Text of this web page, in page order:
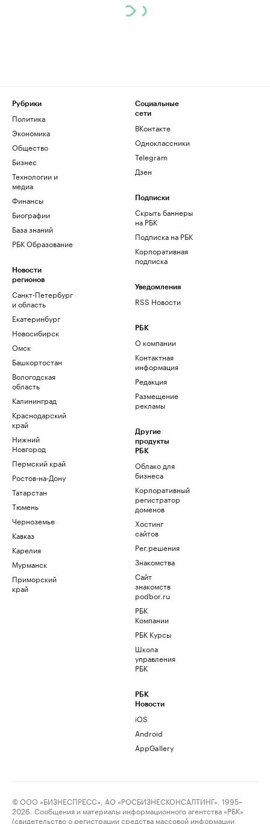
Рубрики
Политика
Экономика
Общество
Бизнес
Технологии и
медиа
Финансы
Биографии
База знаний
РБК Образование
Новости
регионов
Санкт-Петербург
и область
Екатеринбург
Новосибирск
Омск
Башкортостан
Вологодская
область
Калининград
Краснодарский
край
Нижний
Новгород
Пермский край
Ростов-на-Дону
Татарстан
Тюмень
Черноземье
Кавказ
Карелия
Мурманск
Приморский
край
Социальные
сети
ВКонтакте
Одноклассники
Telegram
Дзен
Подписки
Скрыть баннеры
на РБК
Подписка на РБК
Корпоративная
подписка
Уведомления
RSS Новости
РБК
О компании
Контактная
информация
Редакция
Размещение
рекламы
Другие
продукты
РБК
Облако для
бизнеса
Корпоративный
регистратор
доменов
Хостинг
сайтов
Рег.решения
Знакомства
Сайт
знакомств
podbor.ru
РБК
Компании
РБК Курсы
Школа
управления
РБК
РБК
Новости
iOS
Android
AppGallery
© ООО «БИЗНЕСПРЕСС», АО «РОСБИЗНЕСКОНСАЛТИНГ», 1995–
2026. Сообщения и материалы информационного агентства «РБК»
(свидетельство о регистрации средства массовой информации